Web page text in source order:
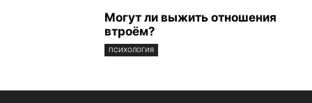
Могут ли выжить отношения
втроём?
ПСИХОЛОГИЯ